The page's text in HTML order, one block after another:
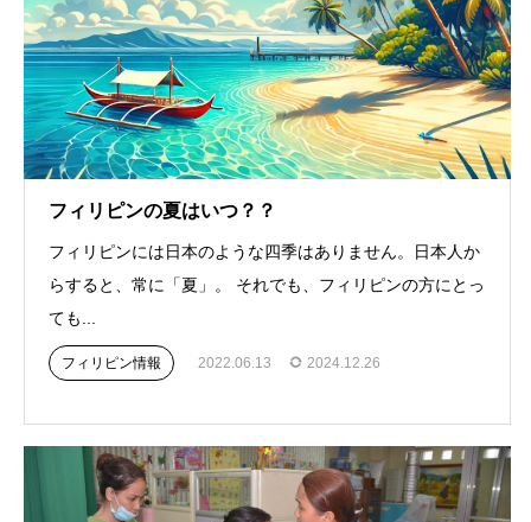
フィリピンの夏はいつ？？
フィリピンには日本のような四季はありません。日本人か
らすると、常に「夏」。 それでも、フィリピンの方にとっ
ても...
フィリピン情報 2022.06.13 2024.12.26